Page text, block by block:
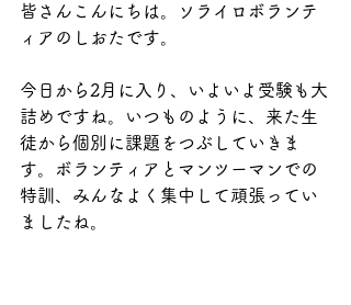
皆さんこんにちは。ソライロボランテ
ィアのしおたです。
今日から2月に入り、いよいよ受験も大
詰めですね。いつものように、来た生
徒から個別に課題をつぶしていきま
す。ボランティアとマンツーマンでの
特訓、みんなよく集中して頑張ってい
ましたね。